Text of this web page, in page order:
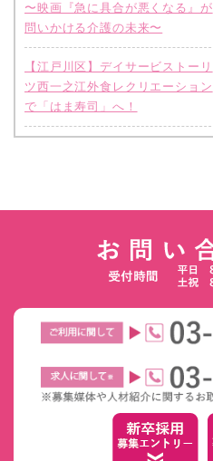
〜映画『急に具合が悪くなる』が
問いかける介護の未来〜
【江戸川区】デイサービストーリ
ツ西一之江外食レクリエーション
で「はま寿司」へ！